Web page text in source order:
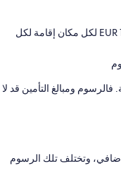
رسم اصطحاب الحيوانات الأليفة: 15 EUR لكل مكان إقامة لكل
ومبالغ التأمين قد لا
وتختلف تلك الرسوم